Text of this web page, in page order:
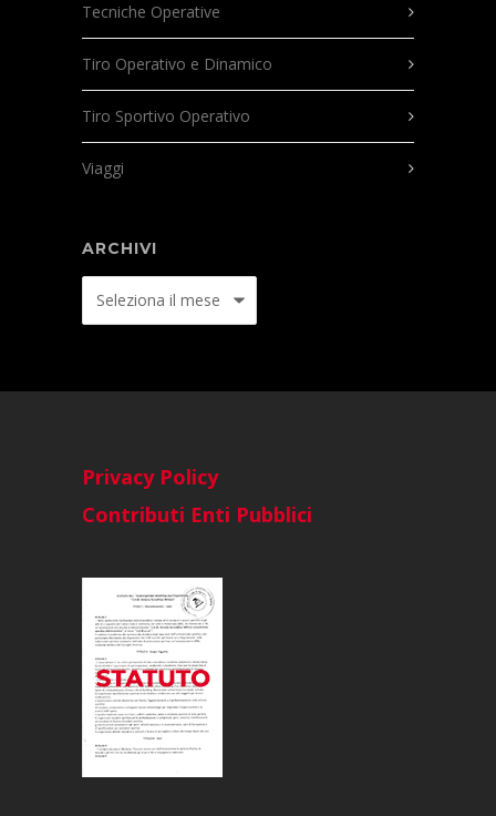
Tecniche Operative
Tiro Operativo e Dinamico
Tiro Sportivo Operativo
Viaggi
ARCHIVI
Archivi
Privacy Policy
Contributi Enti Pubblici